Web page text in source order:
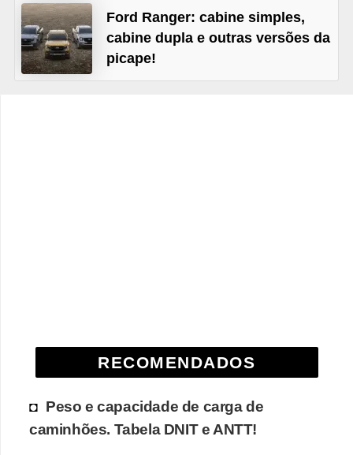
Ford Ranger: cabine simples,
cabine dupla e outras versões da
picape!
RECOMENDADOS
Peso e capacidade de carga de
caminhões. Tabela DNIT e ANTT!
a
s
C
f
r